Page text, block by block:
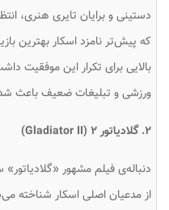
دستینی و برایان تایری هنری،
که پیش‌تر نامزد اسکار بهترین
بالایی برای تکرار این موفقیت
ورزشی و تبلیغات ضعیف باعث شد
۲. گلادیاتور ۲ (Gladiator II)
دنباله‌ی فیلم مشهور
از مدعیان اصلی اسکار شناخته